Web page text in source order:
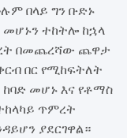
በላይ ግን ቡድኑ
ተከትሎ ከኋላ
በመጨረሻው ጨዋታ
በር የሚከፍትለት
መሆኑ እና የቶማስ
ጥምረት
ያደርገዋል።